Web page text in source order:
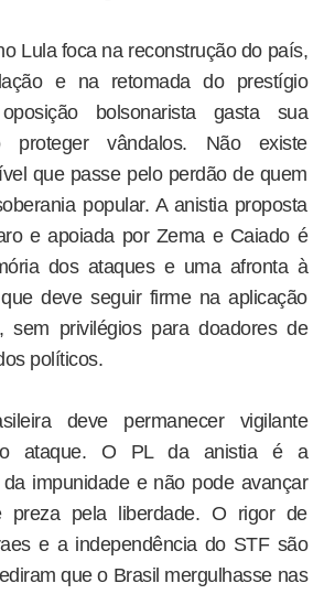
Lula foca na reconstrução do país,
e na retomada do prestígio
bolsonarista gasta sua
proteger vândalos. Não existe
que passe pelo perdão de quem
popular. A anistia proposta
e apoiada por Zema e Caiado é
dos ataques e uma afronta à
deve seguir firme na aplicação
sem privilégios para doadores de
políticos.
deve permanecer vigilante
ataque. O PL da anistia é a
da impunidade e não pode avançar
pela liberdade. O rigor de
e a independência do STF são
que o Brasil mergulhasse nas